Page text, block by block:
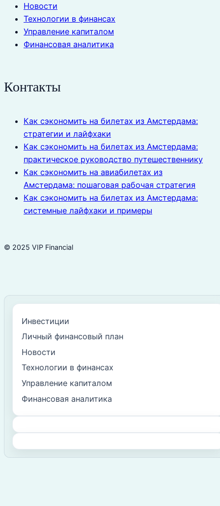
Новости
Технологии в финансах
Управление капиталом
Финансовая аналитика
Контакты
Как сэкономить на билетах из Амстердама:
стратегии и лайфхаки
Как сэкономить на билетах из Амстердама:
практическое руководство путешественнику
Как сэкономить на авиабилетах из
Амстердама: пошаговая рабочая стратегия
Как сэкономить на билетах из Амстердама:
системные лайфхаки и примеры
© 2025 VIP Financial
Инвестиции
Личный финансовый план
Новости
Технологии в финансах
Управление капиталом
Финансовая аналитика